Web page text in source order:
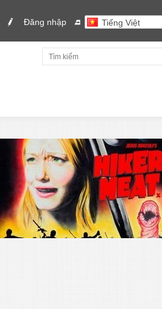
Tiếng Việt
Đăng nhập